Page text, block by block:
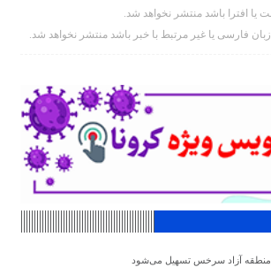
یا افترا باشد منتشر نخواهد شد.
فارسی یا غیر مرتبط با خبر باشد منتشر نخواهد شد.
منطقه آزاد سرخس تسهیل می‌شود